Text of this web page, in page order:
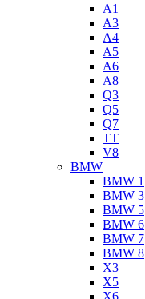
A1
A3
A4
A5
A6
A8
Q3
Q5
Q7
TT
V8
BMW
BMW 1
BMW 3
BMW 5
BMW 6
BMW 7
BMW 8
X3
X5
X6